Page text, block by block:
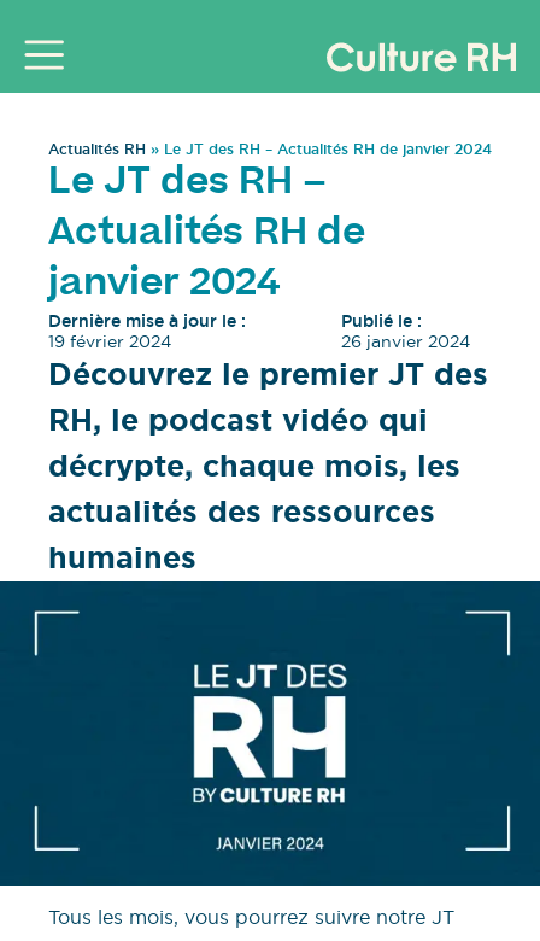
Actualités RH » Le JT des RH – Actualités RH de janvier 2024
Le JT des RH –
Actualités RH de
janvier 2024
Dernière mise à jour le :
19 février 2024
Publié le :
26 janvier 2024
Découvrez le premier JT des
RH, le podcast vidéo qui
décrypte, chaque mois, les
actualités des ressources
humaines
Tous les mois, vous pourrez suivre notre JT